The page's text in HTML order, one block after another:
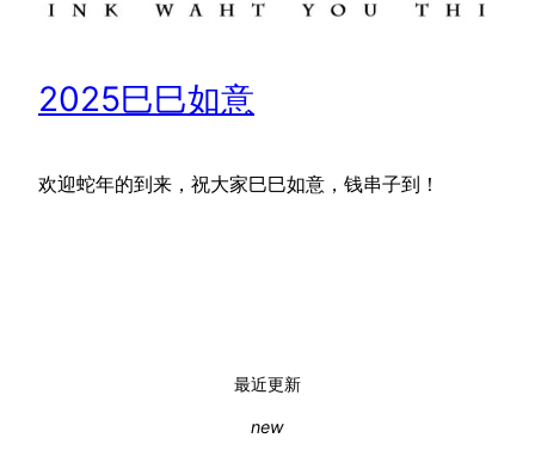
2025巳巳如意
欢迎蛇年的到来，祝大家巳巳如意，钱串子到！
最近更新
new